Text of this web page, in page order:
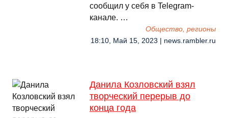
сообщил у себя в Telegram-
канале. …
Общество, регионы
18:10, Май 15, 2023 | news.rambler.ru
Данила Козловский взял
творческий перерыв до
конца года